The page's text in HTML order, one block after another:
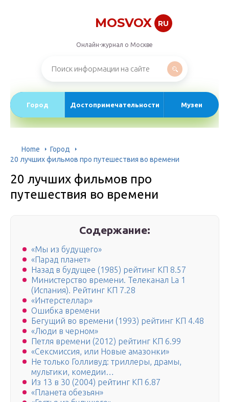
MOSVOX RU
Онлайн-журнал о Москве
Город Достопримечательности Музеи
Home
Город
20 лучших фильмов про путешествия во времени
20 лучших фильмов про
путешествия во времени
Содержание:
«Мы из будущего»
«Парад планет»
Назад в будущее (1985) рейтинг КП 8.57
Министерство времени. Телеканал La 1
(Испания). Рейтинг КП 7.28
«Интерстеллар»
Ошибка времени
Бегущий во времени (1993) рейтинг КП 4.48
«Люди в черном»
Петля времени (2012) рейтинг КП 6.99
«Сексмиссия, или Новые амазонки»
Не только Голливуд: триллеры, драмы,
мультики, комедии…
Из 13 в 30 (2004) рейтинг КП 6.87
«Планета обезьян»